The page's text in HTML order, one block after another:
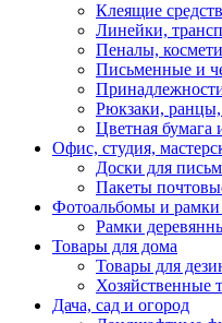
Клеящие
Линейки,
Пеналы,
Письменные и
Рюкзаки,
Цветная бумага
Офис, студия,
Доски для
Пакеты
Фотоальбомы и рамки
Рамки
Товары для дома
Товары для
Хозяйственные
Дача, сад и огород